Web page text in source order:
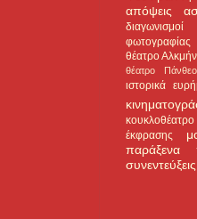
απόψεις
διαγωνισμοί
φωτογραφίας
θέατρο
θέατρο
ιστορικά
κουκλοθέατρο
έκφρασης
παράξενα
συνεντεύξεις